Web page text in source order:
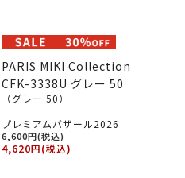
PARIS MIKI Collection
CFK-3338U グレー 50
（グレー 50）
プレミアムバザール2026
6,600円(税込)
4,620円(税込)